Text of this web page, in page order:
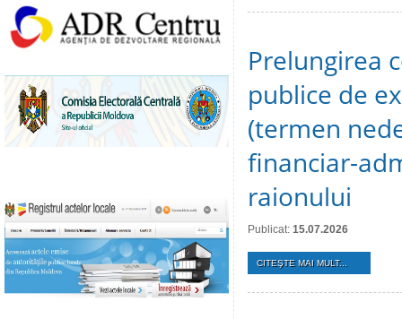
Prelungirea
publice de
(termen
financiar-
raionului
Publicat: 15.07.2026
CITEŞTE MAI MULT...